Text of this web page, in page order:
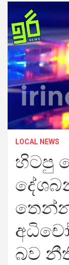
LOCAL NEWS
හිටපු
බව